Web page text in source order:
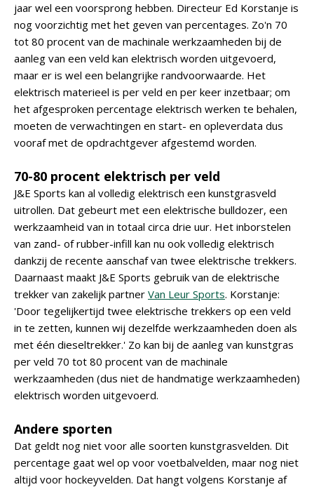
jaar wel een voorsprong hebben. Directeur Ed Korstanje is
nog voorzichtig met het geven van percentages. Zo'n 70
tot 80 procent van de machinale werkzaamheden bij de
aanleg van een veld kan elektrisch worden uitgevoerd,
maar er is wel een belangrijke randvoorwaarde. Het
elektrisch materieel is per veld en per keer inzetbaar; om
het afgesproken percentage elektrisch werken te behalen,
moeten de verwachtingen en start- en opleverdata dus
vooraf met de opdrachtgever afgestemd worden.
70-80 procent elektrisch per veld
J&E Sports kan al volledig elektrisch een kunstgrasveld
uitrollen. Dat gebeurt met een elektrische bulldozer, een
werkzaamheid van in totaal circa drie uur. Het inborstelen
van zand- of rubber-infill kan nu ook volledig elektrisch
dankzij de recente aanschaf van twee elektrische trekkers.
Daarnaast maakt J&E Sports gebruik van de elektrische
trekker van zakelijk partner Van Leur Sports. Korstanje:
'Door tegelijkertijd twee elektrische trekkers op een veld
in te zetten, kunnen wij dezelfde werkzaamheden doen als
met één dieseltrekker.' Zo kan bij de aanleg van kunstgras
per veld 70 tot 80 procent van de machinale
werkzaamheden (dus niet de handmatige werkzaamheden)
elektrisch worden uitgevoerd.
Andere sporten
Dat geldt nog niet voor alle soorten kunstgrasvelden. Dit
percentage gaat wel op voor voetbalvelden, maar nog niet
altijd voor hockeyvelden. Dat hangt volgens Korstanje af